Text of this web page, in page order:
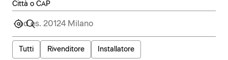
Città o CAP
Tutti Rivenditore Installatore